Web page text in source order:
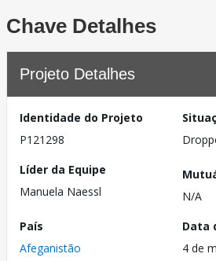
Chave Detalhes
Projeto Detalhes
Identidade do Projeto
P121298
Líder da Equipe
Manuela Naessl
N/A
País
Afeganistão
Data
4 de